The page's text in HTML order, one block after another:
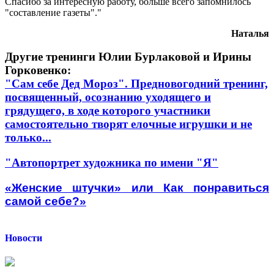
"составление газеты"."
Наталья
Другие тренинги Юлии Бурлаковой и Ирины
Горковенко:
"Сам себе Дед Мороз". Предновогодний тренинг,
посвященный, осознанию уходящего и
грядущего, в ходе которого участники
самостоятельно творят елочные игрушки и не
только...
"Автопортрет художника по имени "Я"
«Женские штучки» или Как понравиться
самой себе?»
Новости